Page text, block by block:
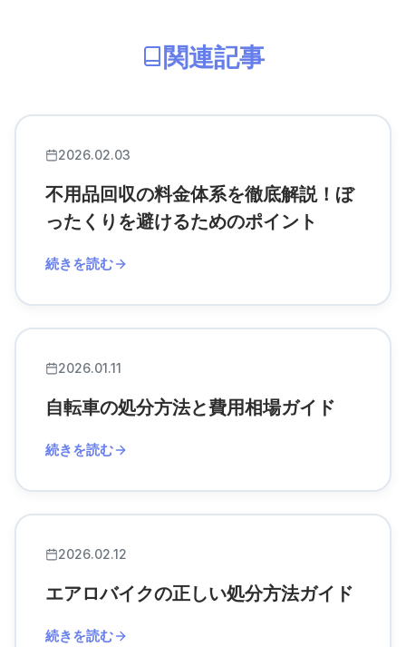
関連記事
2026.02.03
不用品回収の料金体系を徹底解説！ぼ
ったくりを避けるためのポイント
続きを読む
2026.01.11
自転車の処分方法と費用相場ガイド
続きを読む
2026.02.12
エアロバイクの正しい処分方法ガイド
続きを読む